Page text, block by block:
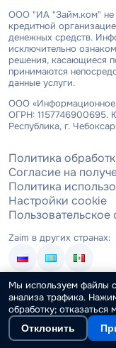
ООО "ИА "Займ.ком" не
кредитной
денежных средств.
исключительно
решения, касающиеся
принимаются
данные услуги.
ООО «Информационное
ОГРН: 1157746900695.
Республика, г.
Политика
Согласие на
Политика
Настройки cookie
Zaim в других странах:
Мы используем файлы
анализа трафика.
обработку; отказаться
Отклонить